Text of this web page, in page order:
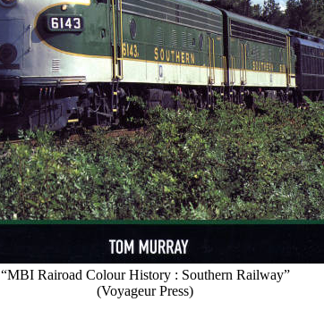
“MBI Rairoad Colour History : Southern Railway”
(Voyageur Press)